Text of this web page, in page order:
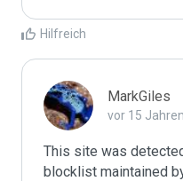
Hilfreich
MarkGiles
vor 15 Jahren
This site was
blocklist maintained